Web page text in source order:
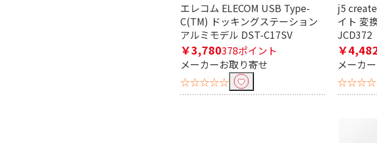
エレコム ELECOM USB Type-
C(TM) ドッキングステーション
アルミモデル DST-C17SV
￥3,780378ポイント
メーカーお取り寄せ
☆☆☆☆☆
j5
イト 変
JCD372
￥
メーカ